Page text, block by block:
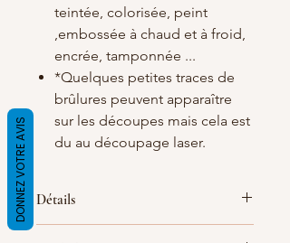
teintée, colorisée, peint
,embossée à chaud et à froid,
encrée, tamponnée ...
*Quelques petites traces de
brûlures peuvent apparaître
sur les découpes mais cela est
du au découpage laser.
Détails
DONNEZ VOTRE AVIS